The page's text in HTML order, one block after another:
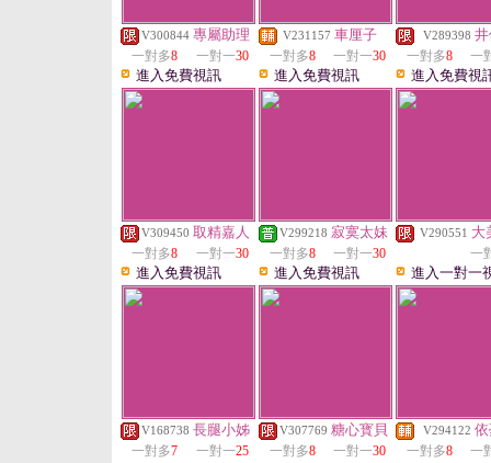
V300844 專屬助理
一對多8 一對一30
進入免費視訊
V231157 車厘子
一對多8 一對一30
進入免費視訊
V289398
一對多8 一
進入免費視
V309450 取精嘉人
一對多8 一對一30
進入免費視訊
V299218 寂寞太妹
一對多8 一對一30
進入免費視訊
V290551 大
一
進入一對一
V168738 長腿小姊
一對多7 一對一25
V307769 糖心寳貝
一對多8 一對一30
V294122
一對多8 一